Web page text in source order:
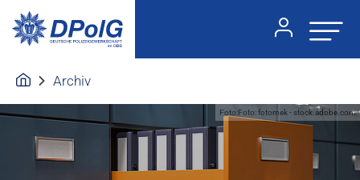
Archiv
Foto:Foto: fotomek - stock.adobe.com